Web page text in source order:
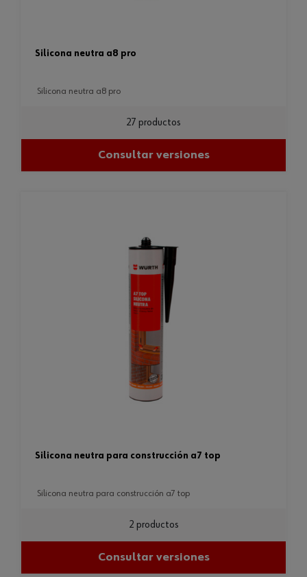
silicona neutra a8 pro
silicona neutra a8 pro
27 productos
Consultar versiones
silicona neutra para construcción a7 top
silicona neutra para construcción a7 top
2 productos
Consultar versiones